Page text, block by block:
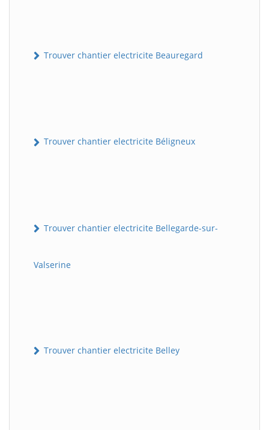
Trouver chantier electricite Beauregard
Trouver chantier electricite Béligneux
Trouver chantier electricite Bellegarde-sur-
Valserine
Trouver chantier electricite Belley